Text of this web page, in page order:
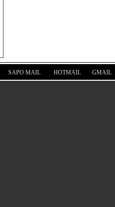
SAPO MAIL HOTMAIL GMAIL